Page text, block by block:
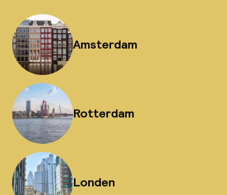
Amsterdam
Rotterdam
Londen